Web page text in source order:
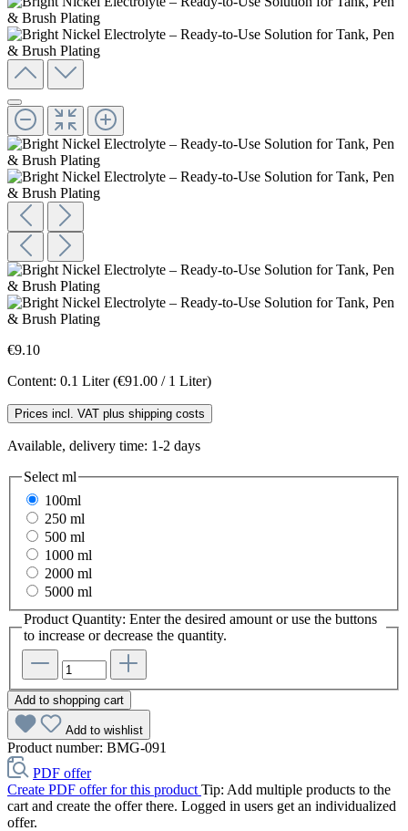
€9.10
Content: 0.1 Liter(€91.00 / 1 Liter)
Prices incl. VAT plus shipping costs
Available, delivery time: 1-2 days
Selectml
100ml
250 ml
500 ml
1000 ml
2000 ml
5000 ml
Product Quantity: Enter the desired amount or use the buttons
to increase or decrease the quantity.
Add to shopping cart
Add to wishlist
Product number: BMG-091
PDF offer
Create PDF offer for this product Tip: Add multiple products to the
cart and create the offer there. Logged in users get an individualized
offer.